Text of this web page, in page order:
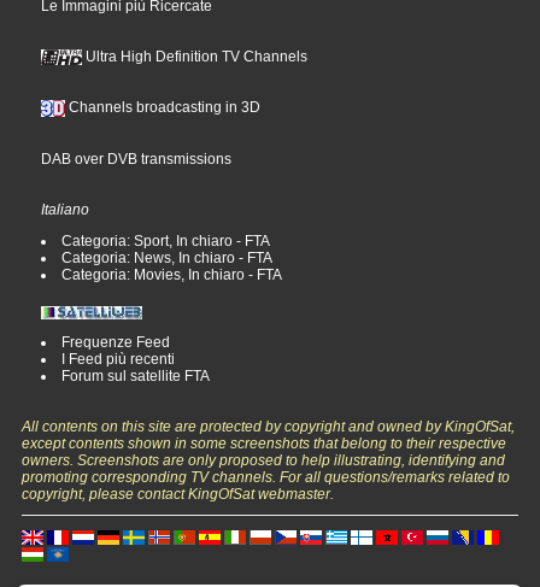
Le Immagini più Ricercate
Ultra High Definition TV Channels
Channels broadcasting in 3D
DAB over DVB transmissions
Italiano
Categoria: Sport, In chiaro - FTA
Categoria: News, In chiaro - FTA
Categoria: Movies, In chiaro - FTA
Frequenze Feed
I Feed più recenti
Forum sul satellite FTA
All contents on this site are protected by copyright and owned by KingOfSat,
except contents shown in some screenshots that belong to their respective
owners. Screenshots are only proposed to help illustrating, identifying and
promoting corresponding TV channels. For all questions/remarks related to
copyright, please contact KingOfSat webmaster.